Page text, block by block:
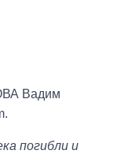
Вадим
погибли и